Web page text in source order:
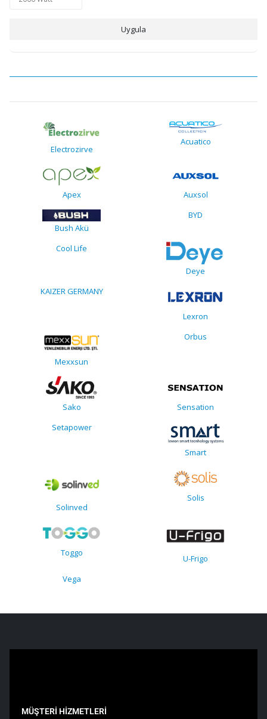
Uygula
Electrozirve
Acuatico
Apex Auxsol
Bush Akü
BYD
Cool Life
Deye
KAIZER GERMANY
Lexron
Mexxsun
Orbus
Sako
Sensation
Setapower
Smart
Solinved
Solis
Toggo
U-Frigo
Vega
MÜŞTERİ HİZMETLERİ